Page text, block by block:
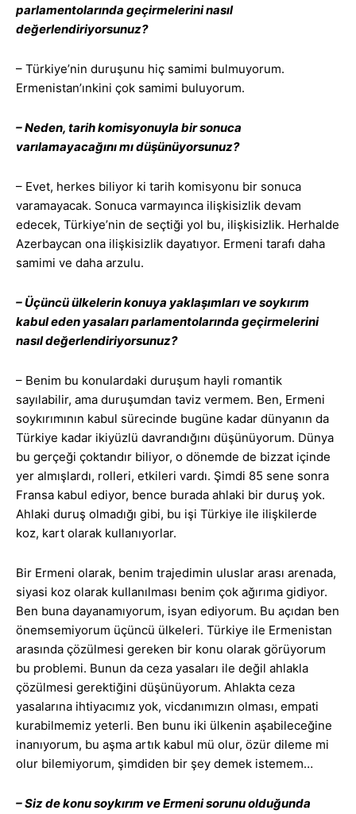
parlamentolarında geçirmelerini nasıl
değerlendiriyorsunuz?
– Türkiye’nin duruşunu hiç samimi bulmuyorum.
Ermenistan’ınkini çok samimi buluyorum.
– Neden, tarih komisyonuyla bir sonuca
varılamayacağını mı düşünüyorsunuz?
– Evet, herkes biliyor ki tarih komisyonu bir sonuca
varamayacak. Sonuca varmayınca ilişkisizlik devam
edecek, Türkiye’nin de seçtiği yol bu, ilişkisizlik. Herhalde
Azerbaycan ona ilişkisizlik dayatıyor. Ermeni tarafı daha
samimi ve daha arzulu.
– Üçüncü ülkelerin konuya yaklaşımları ve soykırım
kabul eden yasaları parlamentolarında geçirmelerini
nasıl değerlendiriyorsunuz?
– Benim bu konulardaki duruşum hayli romantik
sayılabilir, ama duruşumdan taviz vermem. Ben, Ermeni
soykırımının kabul sürecinde bugüne kadar dünyanın da
Türkiye kadar ikiyüzlü davrandığını düşünüyorum. Dünya
bu gerçeği çoktandır biliyor, o dönemde de bizzat içinde
yer almışlardı, rolleri, etkileri vardı. Şimdi 85 sene sonra
Fransa kabul ediyor, bence burada ahlaki bir duruş yok.
Ahlaki duruş olmadığı gibi, bu işi Türkiye ile ilişkilerde
koz, kart olarak kullanıyorlar.
Bir Ermeni olarak, benim trajedimin uluslar arası arenada,
siyasi koz olarak kullanılması benim çok ağırıma gidiyor.
Ben buna dayanamıyorum, isyan ediyorum. Bu açıdan ben
önemsemiyorum üçüncü ülkeleri. Türkiye ile Ermenistan
arasında çözülmesi gereken bir konu olarak görüyorum
bu problemi. Bunun da ceza yasaları ile değil ahlakla
çözülmesi gerektiğini düşünüyorum. Ahlakta ceza
yasalarına ihtiyacımız yok, vicdanımızın olması, empati
kurabilmemiz yeterli. Ben bunu iki ülkenin aşabileceğine
inanıyorum, bu aşma artık kabul mü olur, özür dileme mi
olur bilemiyorum, şimdiden bir şey demek istemem…
– Siz de konu soykırım ve Ermeni sorunu olduğunda